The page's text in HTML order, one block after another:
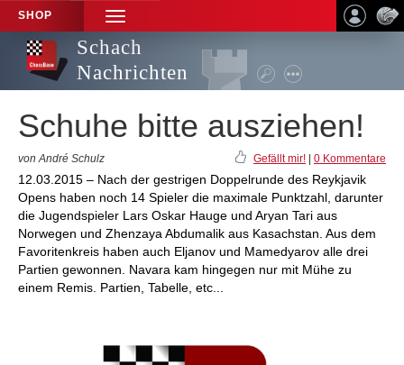
SHOP
TOGGLE
NAVIGATION
Schach
Nachrichten
Schuhe bitte ausziehen!
von André Schulz Gefällt mir! 0 Kommentare
12.03.2015 – Nach der gestrigen Doppelrunde des Reykjavik
Opens haben noch 14 Spieler die maximale Punktzahl, darunter
die Jugendspieler Lars Oskar Hauge und Aryan Tari aus
Norwegen und Zhenzaya Abdumalik aus Kasachstan. Aus dem
Favoritenkreis haben auch Eljanov und Mamedyarov alle drei
Partien gewonnen. Navara kam hingegen nur mit Mühe zu
einem Remis. Partien, Tabelle, etc...